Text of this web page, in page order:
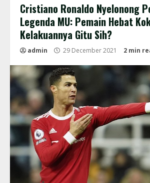
Cristiano Ronaldo Nyelonong
Legenda MU: Pemain Hebat
Kelakuannya Gitu Sih?
admin 29 December 2021 2 min